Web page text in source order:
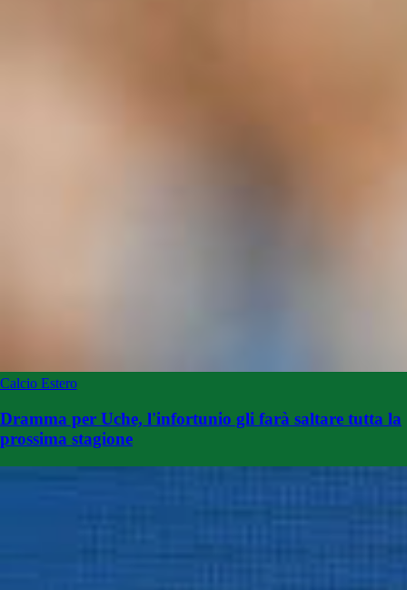
Calcio Estero
Dramma per Uche, l'infortunio gli farà saltare tutta la
prossima stagione